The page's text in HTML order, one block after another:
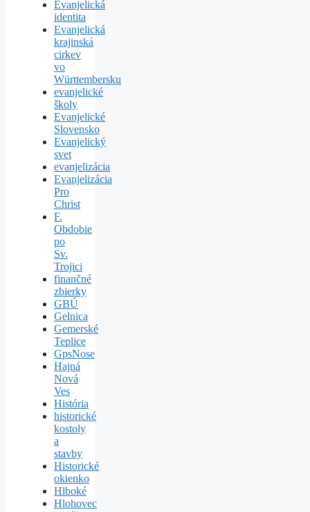
Evanjelická
identita
Evanjelická
krajinská
cirkev
vo
Württembersku
evanjelické
školy
Evanjelické
Slovensko
Evanjelický
svet
evanjelizácia
Evanjelizácia
Pro
Christ
F.
Obdobie
po
Sv.
Trojici
finančné
zbierky
GBÚ
Gelnica
Gemerské
Teplice
GpsNose
Hajná
Nová
Ves
História
historické
kostoly
a
stavby
Historické
okienko
Hlboké
Hlohovec